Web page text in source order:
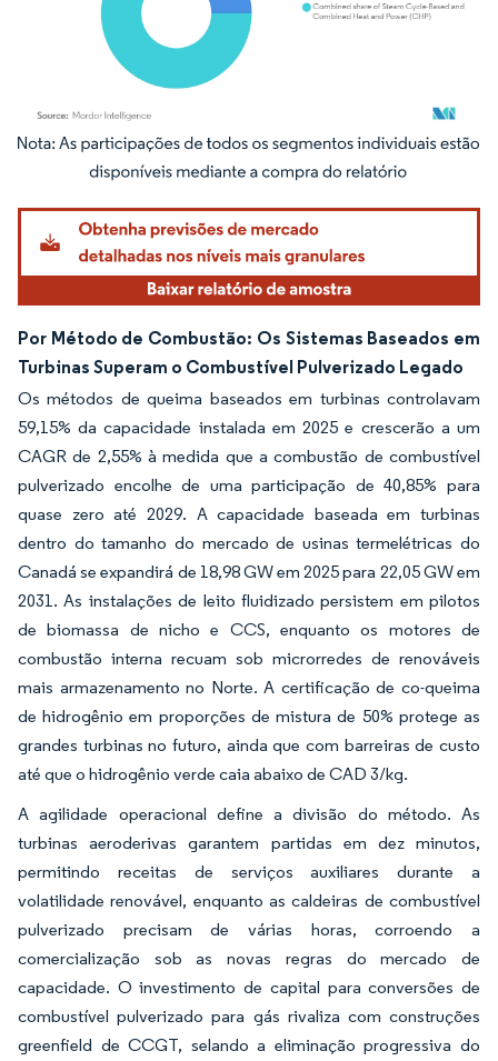
Imagem © Mordor Intelligence. O reuso requer atribuição conforme CC BY 4.0.
Por Método de Combustão: Os Sistemas Baseados em
Turbinas Superam o Combustível Pulverizado Legado
Os métodos de queima baseados em turbinas controlavam
59,15% da capacidade instalada em 2025 e crescerão a um
CAGR de 2,55% à medida que a combustão de combustível
pulverizado encolhe de uma participação de 40,85% para
quase zero até 2029. A capacidade baseada em turbinas
dentro do tamanho do mercado de usinas termelétricas do
Canadá se expandirá de 18,98 GW em 2025 para 22,05 GW em
2031. As instalações de leito fluidizado persistem em pilotos
de biomassa de nicho e CCS, enquanto os motores de
combustão interna recuam sob microrredes de renováveis
mais armazenamento no Norte. A certificação de co-queima
de hidrogênio em proporções de mistura de 50% protege as
grandes turbinas no futuro, ainda que com barreiras de custo
até que o hidrogênio verde caia abaixo de CAD 3/kg.
A agilidade operacional define a divisão do método. As
turbinas aeroderivas garantem partidas em dez minutos,
permitindo receitas de serviços auxiliares durante a
volatilidade renovável, enquanto as caldeiras de combustível
pulverizado precisam de várias horas, corroendo a
comercialização sob as novas regras do mercado de
capacidade. O investimento de capital para conversões de
combustível pulverizado para gás rivaliza com construções
greenfield de CCGT, selando a eliminação progressiva do